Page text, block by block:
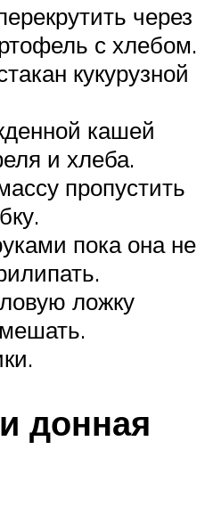
через
с хлебом.
кукурузной
кашей
и хлеба.
пропустить
пока она не
ложку
донная